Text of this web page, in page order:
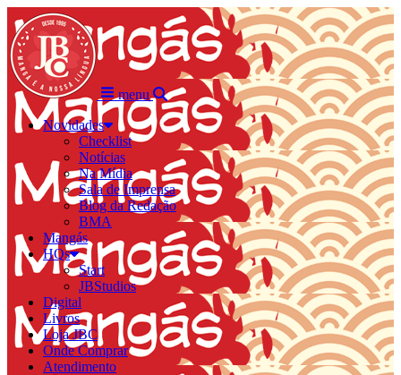
menu
Novidades
Checklist
Notícias
Na Mídia
Sala de Imprensa
Blog da Redação
BMA
Mangás
HQs
Start
JBStudios
Digital
Livros
Loja JBC
Onde Comprar
Atendimento